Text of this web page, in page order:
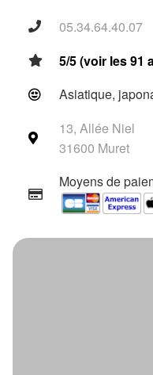
05.34.64.40.07
5/5 (voir les 91
Asiatique,
13, Allée Niel
31600 Muret
Moyens de